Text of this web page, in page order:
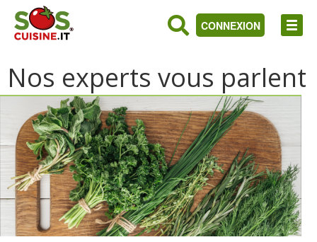
CONNEXION
Nos experts vous parlent